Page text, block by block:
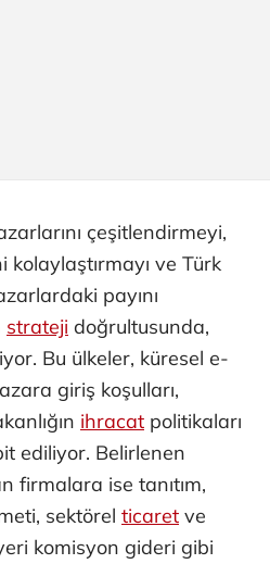
çeşitlendirmeyi,
ve Türk
payını
strateji doğrultusunda,
Bu ülkeler, küresel e-
giriş koşulları,
ihracat politikaları
ediliyor. Belirlenen
firmalara ise tanıtım,
sektörel ticaret ve
komisyon gideri gibi